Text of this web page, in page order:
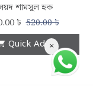
শামসুল হক
৳ 520.00৳
Quick Add×